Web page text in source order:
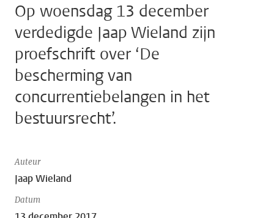
Op woensdag 13 december
verdedigde Jaap Wieland zijn
proefschrift over ‘De
bescherming van
concurrentiebelangen in het
bestuursrecht’.
Auteur
Jaap Wieland
Datum